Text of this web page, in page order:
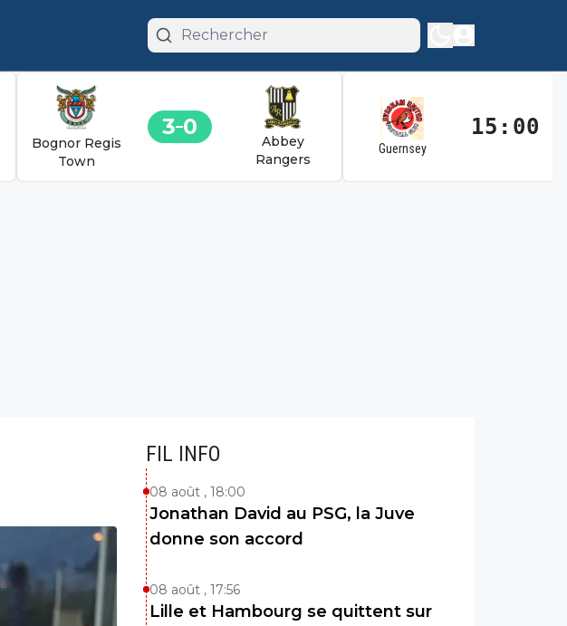
Bognor Regis
Town
3 0
Abbey
Rangers
Guernsey
15:00
FIL INFO
08 août , 18:00
Jonathan David au PSG, la Juve
donne son accord
08 août , 17:56
Lille et Hambourg se quittent sur